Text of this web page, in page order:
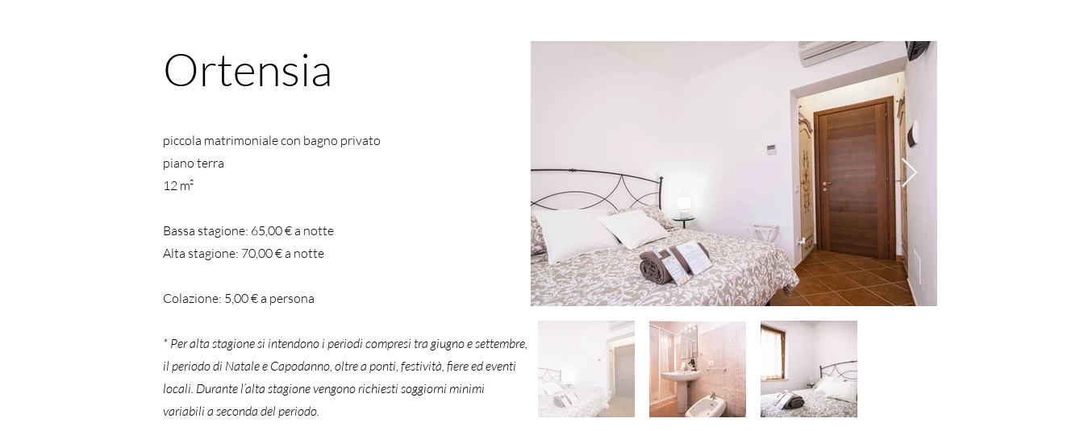
Ortensia
piccola matrimoniale con bagno privato
piano terra
12 m²
Bassa stagione: 65,00 € a notte
Alta stagione: 70,00€a notte
Colazione: 5,00€a persona
* Per alta stagione si intendono i periodi compresi tra giugno e settembre,
il periodo di Natale e Capodanno, oltre a ponti, festività, fiere ed eventi
locali. Durante l’alta stagione vengono richiesti soggiorni minimi
variabili a seconda del periodo.